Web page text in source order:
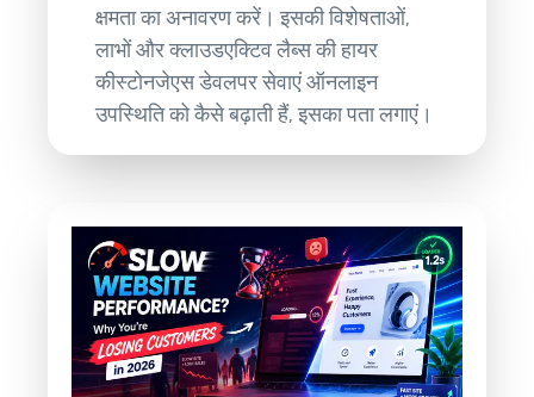
क्षमता का अनावरण करें। इसकी विशेषताओं,
लाभों और क्लाउडएक्टिव लैब्स की हायर
कीस्टोनजेएस डेवलपर सेवाएं ऑनलाइन
उपस्थिति को कैसे बढ़ाती हैं, इसका पता लगाएं।